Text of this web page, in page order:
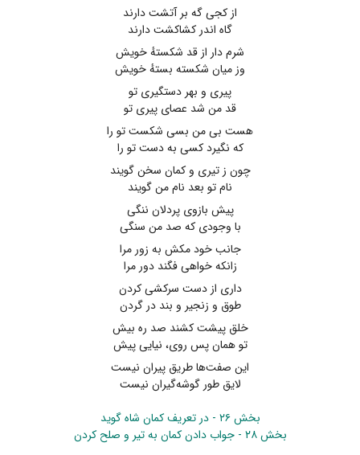
از کجی گه بر آتشت دارند
گاه اندر کشاکشت دارند
شرم دار از قد شکستهٔ خویش
وز میان شکسته بستهٔ خویش
پیری و بهر دستگیری تو
قد من شد عصای پیری تو
هست بی من بسی شکست تو را
که نگیرد کسی به دست تو را
چون ز تیری و کمان سخن گویند
نام تو بعد نام من گویند
پیش بازوی پردلان ننگی
با وجودی که صد من سنگی
جانب خود مکش به زور مرا
زانکه خواهی فگند دور مرا
داری از دست سرکشی کردن
طوق و زنجیر و بند در گردن
خلق پیشت کشند صد ره بیش
تو همان پس روی، نیایی پیش
این صفت‌ها طریق پیران نیست
لایق طور گوشه‌گیران نیست
بخش ۲۶ - در تعریف کمان شاه گوید
بخش ۲۸ - جواب دادن کمان به تیر و صلح کردن